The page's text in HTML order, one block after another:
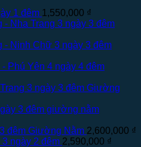
1 đêm 1,550,000 ₫
Nha Trang 3 ngày 3 đêm
- Ninh Chữ 3 ngày 3 đêm
Phú Yên 4 ngày 4 đêm
3 ngày 3 đêm Giường
3 đêm giường nằm
đêm Giường Nằm 2,600,000 ₫
ngày 2 đêm 2,590,000 ₫